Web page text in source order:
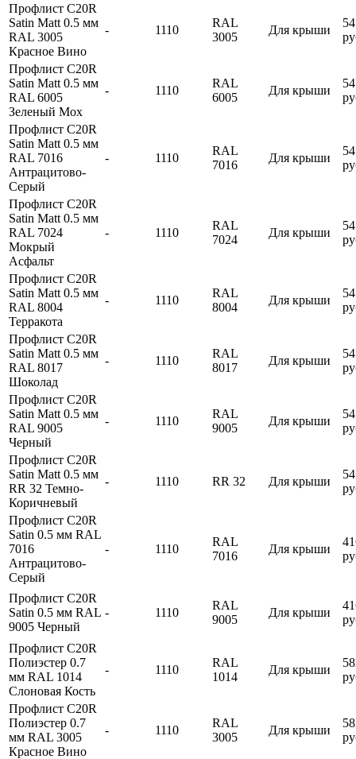
Профлист С20R
Satin Matt 0.5 мм
RAL 3005
Красное Вино
- 1110
RAL
3005
Для крыши
Профлист С20R
Satin Matt 0.5 мм
RAL 6005
Зеленый Мох
- 1110
RAL
6005
Для крыши
Профлист С20R
Satin Matt 0.5 мм
RAL 7016
Антрацитово-
Серый
- 1110
RAL
7016
Для крыши
Профлист С20R
Satin Matt 0.5 мм
RAL 7024
Мокрый
Асфальт
- 1110
RAL
7024
Для крыши
Профлист С20R
Satin Matt 0.5 мм
RAL 8004
Терракота
- 1110
RAL
8004
Для крыши
Профлист С20R
Satin Matt 0.5 мм
RAL 8017
Шоколад
- 1110
RAL
8017
Для крыши
Профлист С20R
Satin Matt 0.5 мм
RAL 9005
Черный
- 1110
RAL
9005
Для крыши
Профлист С20R
Satin Matt 0.5 мм
RR 32 Темно-
Коричневый
- 1110 RR 32 Для крыши
Профлист С20R
Satin 0.5 мм RAL
7016
Антрацитово-
Серый
- 1110
RAL
7016
Для крыши
Профлист С20R
Satin 0.5 мм RAL
9005 Черный
- 1110
RAL
9005
Для крыши
Профлист С20R
Полиэстер 0.7
мм RAL 1014
Слоновая Кость
- 1110
RAL
1014
Для крыши
Профлист С20R
Полиэстер 0.7
мм RAL 3005
Красное Вино
- 1110
RAL
3005
Для крыши